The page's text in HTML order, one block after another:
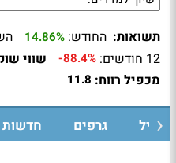
תשואות: החודש: 14.86%
12 חודשים: -88.4% שווי
מכפיל רווח: 11.8
גרפים חדשות